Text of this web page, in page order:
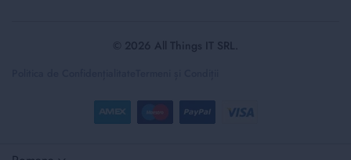
© 2026 All Things IT SRL.